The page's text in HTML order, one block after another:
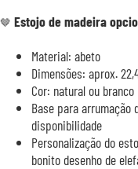
🤎 Estojo de madeira
Material: abeto
Dimensões: aprox.
Cor: natural ou branco
Base para arrumação
disponibilidade
Personalização do
bonito desenho de